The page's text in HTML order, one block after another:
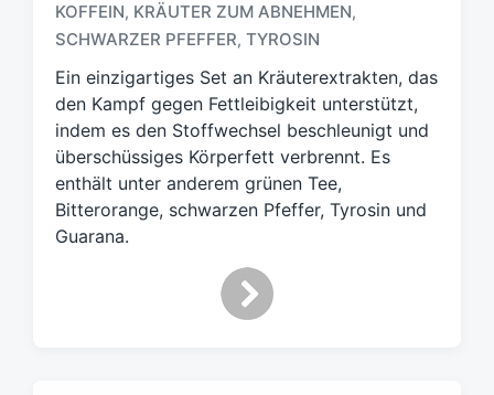
c
h
l
g
w
ö
r
t
e
KOFFEIN, KRÄUTER ZUM ABNEHMEN,
SCHWARZER PFEFFER, TYROSIN
Ein einzigartiges Set an Kräuterextrakten, das
den Kampf gegen Fettleibigkeit unterstützt,
indem es den Stoffwechsel beschleunigt und
überschüssiges Körperfett verbrennt. Es
enthält unter anderem grünen Tee,
Bitterorange, schwarzen Pfeffer, Tyrosin und
Guarana.